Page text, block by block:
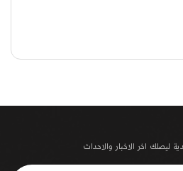
ليصلك اخر الاخبار والاحداث